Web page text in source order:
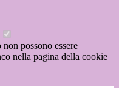
possono essere
nella pagina della cookie